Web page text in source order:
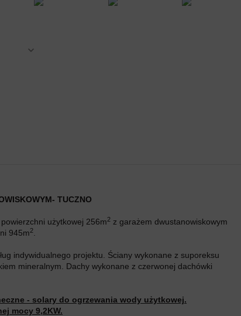
TUCZNO
użytkowej 256m2 z garażem dwustanowiskowym
945m2
indywidualnego projektu. Ściany wykonane z suporeksu
mineralnym. Dachy wykonane z czerwonej dachówki
- solary do ogrzewania wody użytkowej.
mocy 9,2KW.